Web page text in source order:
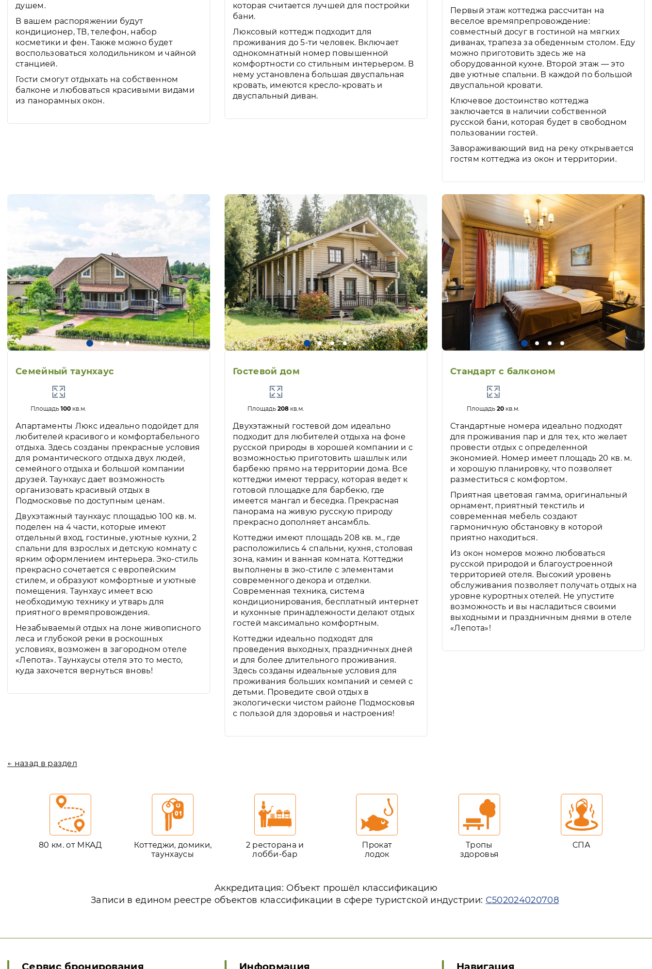
душем.
В вашем распоряжении будут
кондиционер, ТВ, телефон, набор
косметики и фен. Также можно будет
воспользоваться холодильником и чайной
станцией.
Гости смогут отдыхать на собственном
балконе и любоваться красивыми видами
из панорамных окон.
которая считается лучшей для постройки
бани.
Люксовый коттедж подходит для
проживания до 5-ти человек. Включает
однокомнатный номер повышенной
комфортности со стильным интерьером. В
нему установлена большая двуспальная
кровать, имеются кресло-кровать и
двуспальный диван.
Первый этаж коттеджа рассчитан на
веселое времяпрепровождение:
совместный досуг в гостиной на мягких
диванах, трапеза за обеденным столом. Еду
можно приготовить здесь же на
оборудованной кухне. Второй этаж — это
две уютные спальни. В каждой по большой
двуспальной кровати.
Ключевое достоинство коттеджа
заключается в наличии собственной
русской бани, которая будет в свободном
пользовании гостей.
Завораживающий вид на реку открывается
гостям коттеджа из окон и территории.
Семейный таунхаус
Площадь100 кв.м.
Апартаменты Люкс идеально подойдет для
любителей красивого и комфортабельного
отдыха. Здесь созданы прекрасные условия
для романтического отдыха двух людей,
семейного отдыха и большой компании
друзей. Таунхаус дает возможность
организовать красивый отдых в
Подмосковье по доступным ценам.
Двухэтажный таунхаус площадью 100 кв. м.
поделен на 4 части, которые имеют
отдельный вход, гостиные, уютные кухни, 2
спальни для взрослых и детскую комнату с
ярким оформлением интерьера. Эко-стиль
прекрасно сочетается с европейским
стилем, и образуют комфортные и уютные
помещения. Таунхаус имеет всю
необходимую технику и утварь для
приятного времяпровождения.
Незабываемый отдых на лоне живописного
леса и глубокой реки в роскошных
условиях, возможен в загородном отеле
«Лепота». Таунхаусы отеля это то место,
куда захочется вернуться вновь!
Гостевой дом
Площадь208 кв.м.
Двухэтажный гостевой дом идеально
подходит для любителей отдыха на фоне
русской природы в хорошей компании и с
возможностью приготовить шашлык или
барбекю прямо на территории дома. Все
коттеджи имеют террасу, которая ведет к
готовой площадке для барбекю, где
имеется мангал и беседка. Прекрасная
панорама на живую русскую природу
прекрасно дополняет ансамбль.
Коттеджи имеют площадь 208 кв. м., где
расположились 4 спальни, кухня, столовая
зона, камин и ванная комната. Коттеджи
выполнены в эко-стиле с элементами
современного декора и отделки.
Современная техника, система
кондиционирования, бесплатный интернет
и кухонные принадлежности делают отдых
гостей максимально комфортным.
Коттеджи идеально подходят для
проведения выходных, праздничных дней
и для более длительного проживания.
Здесь созданы идеальные условия для
проживания больших компаний и семей с
детьми. Проведите свой отдых в
экологически чистом районе Подмосковья
с пользой для здоровья и настроения!
Стандарт с балконом
Площадь20 кв.м.
Стандартные номера идеально подходят
для проживания пар и для тех, кто желает
провести отдых с определенной
экономией. Номер имеет площадь 20 кв. м.
и хорошую планировку, что позволяет
разместиться с комфортом.
Приятная цветовая гамма, оригинальный
орнамент, приятный текстиль и
современная мебель создают
гармоничную обстановку в которой
приятно находиться.
Из окон номеров можно любоваться
русской природой и благоустроенной
территорией отеля. Высокий уровень
обслуживания позволяет получать отдых на
уровне курортных отелей. Не упустите
возможность и вы насладиться своими
выходными и праздничным днями в отеле
«Лепота»!
← назад в раздел
80 км. от МКАД
Коттеджи, домики,
таунхаусы
2 ресторана и
лобби-бар
Прокат
лодок
Тропы
здоровья
СПА
Аккредитация: Объект прошёл классификацию
Записи в едином реестре объектов классификации в сфере туристской индустрии: С502024020708
Сервис бронирования Информация Навигация